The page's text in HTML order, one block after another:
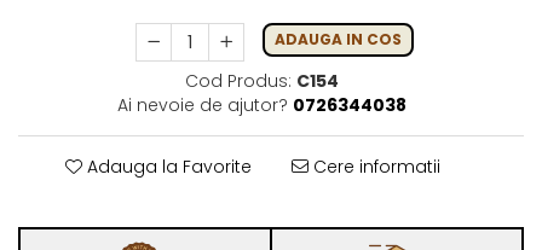
ADAUGA IN COS
Cod Produs: C154
Ai nevoie de ajutor? 0726344038
Adauga la Favorite Cere informatii